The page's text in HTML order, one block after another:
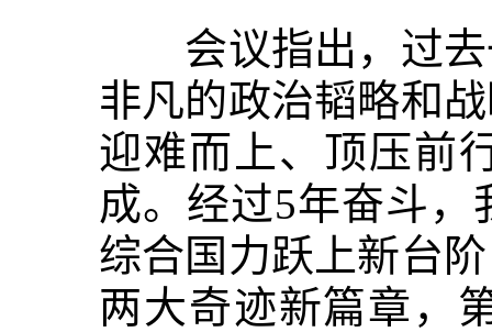
会议指出，过去
非凡的政治韬略和
迎难而上、顶压前
成。经过5年奋斗
综合国力跃上新台
两大奇迹新篇章，